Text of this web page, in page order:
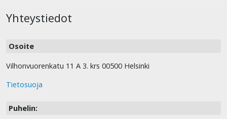
Yhteystiedot
Osoite
Vilhonvuorenkatu 11 A 3. krs 00500 Helsinki
Tietosuoja
Puhelin: